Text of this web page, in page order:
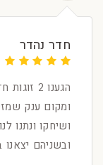
חדר נהדר
הגענו 2
ומקום ענק
ושיחקו ונתנו
ובשניהם